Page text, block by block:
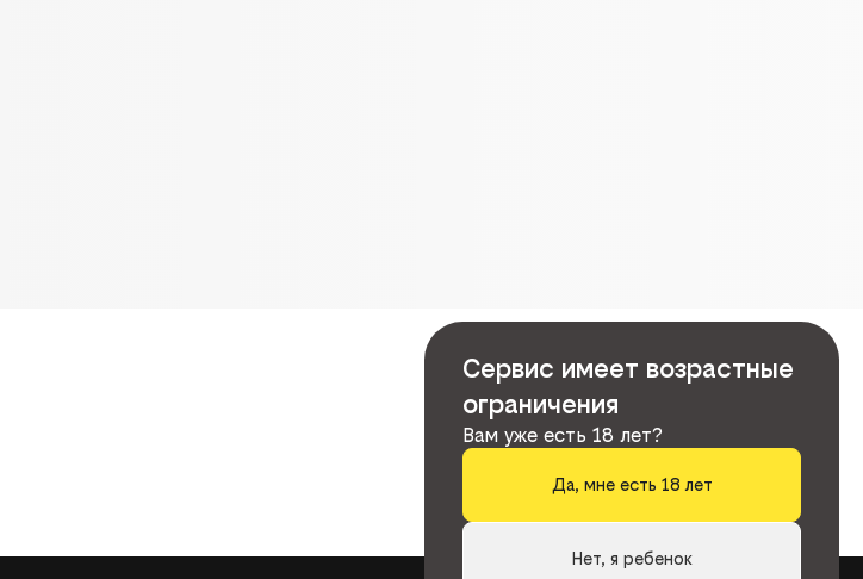
Сервис имеет возрастные
ограничения
Вам уже есть 18 лет?
Да, мне есть 18 лет
Нет, я ребенок